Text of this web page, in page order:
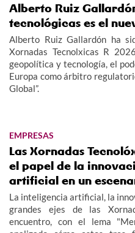
Alberto Ruiz
tecnológicas es el
Alberto Ruiz Gallardón ha
Xornadas Tecnolxicas R
geopolítica y tecnología, el
Europa como árbitro
Global”.
EMPRESAS
Las Xornadas
el papel de la
artificial en un
La inteligencia artificial, la
grandes ejes de las
encuentro, con el lema